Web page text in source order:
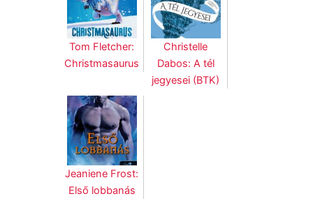
Tom Fletcher:
Christmasaurus
Christelle
Dabos: A tél
jegyesei (BTK)
Jeaniene Frost:
Első lobbanás